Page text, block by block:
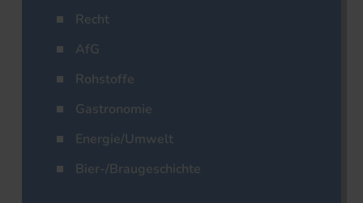
Recht
AfG
Rohstoffe
Gastronomie
Energie/Umwelt
Bier-/Braugeschichte